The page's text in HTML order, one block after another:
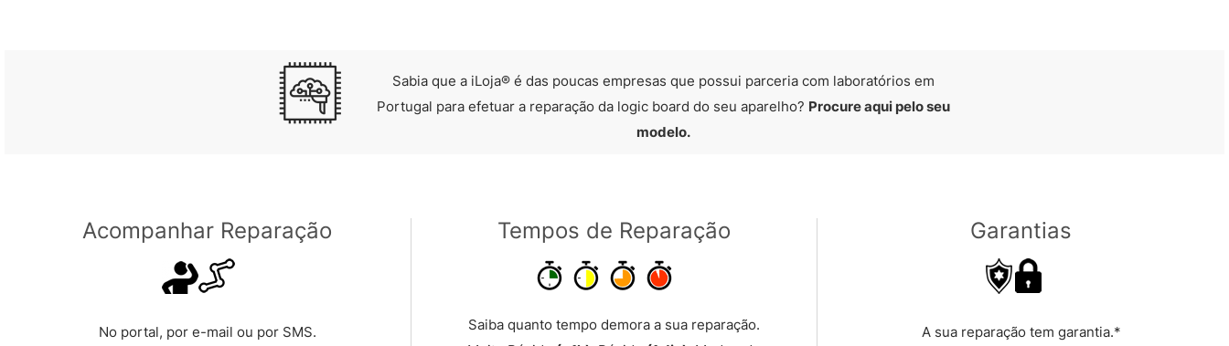
Sabia que a iLoja® é das poucas empresas que possui parceria com laboratórios em
Portugal para efetuar a reparação da logic board do seu aparelho? Procure aqui pelo seu
modelo.
Acompanhar Reparação
No portal, por e-mail ou por SMS.
Tempos de Reparação
Saiba quanto tempo demora a sua reparação.
Garantias
A sua reparação tem garantia.*